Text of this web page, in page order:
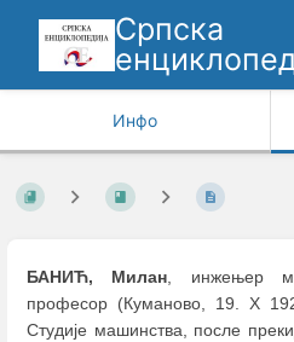
Српска
Инфо
БАНИЋ, Милан, инжењер
професор (Куманово, 19. X
Студије машинства, после